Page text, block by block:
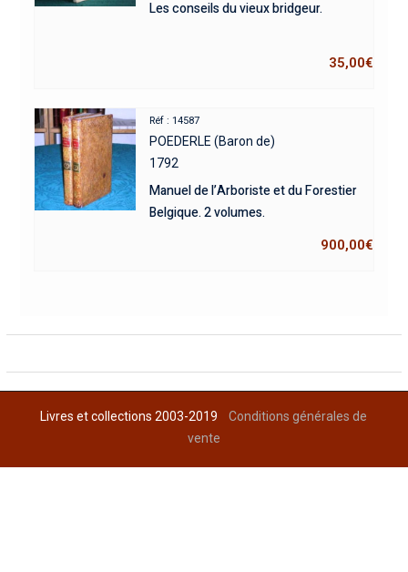
Les conseils du vieux bridgeur.
35,00€
Réf : 14587
POEDERLE (Baron de)
1792
Manuel de l’Arboriste et du Forestier
Belgique. 2 volumes.
900,00€
Livres et collections 2003-2019Conditions générales de
vente